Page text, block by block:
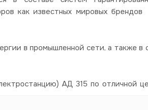
как известных мировых
в промышленной сети, а также в
АД 315 по отличной